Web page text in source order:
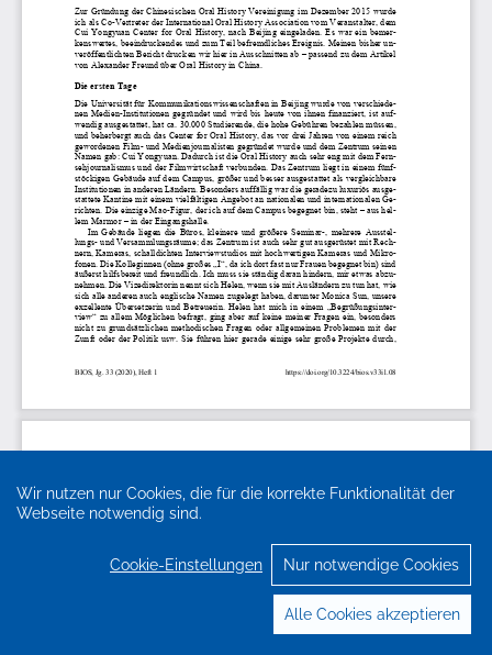
Wir nutzen nur Cookies, die für die korrekte Funktionalität der
Webseite notwendig sind.
Cookie-Einstellungen Nur notwendige Cookies
Alle Cookies akzeptieren